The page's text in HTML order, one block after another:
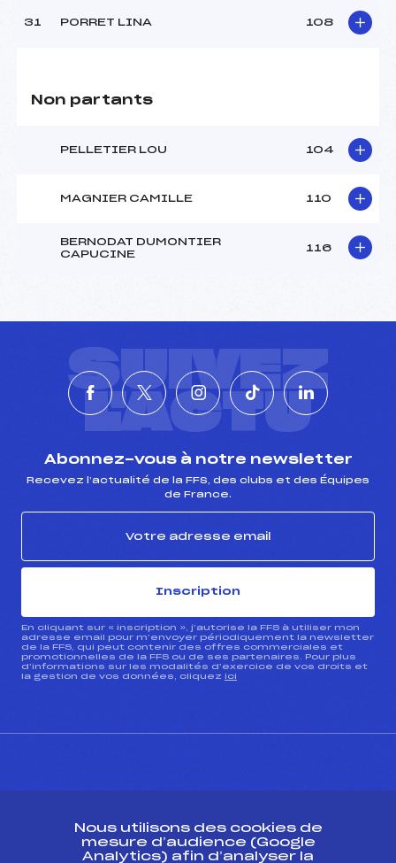
31 PORRET LINA 108
Non partants
PELLETIER LOU 104
MAGNIER CAMILLE 110
BERNODAT DUMONTIER
CAPUCINE
116
SUIVEZ
L'ACTU
Abonnez-vous à notre newsletter
Recevez l’actualité de la FFS, des clubs et des Équipes
de France.
Inscription
En cliquant sur « inscription », j’autorise la FFS à utiliser mon
adresse email pour m’envoyer périodiquement la newsletter
de la FFS, qui peut contenir des offres commerciales et
promotionnelles de la FFS ou de ses partenaires. Pour plus
d’informations sur les modalités d’exercice de vos droits et
la gestion de vos données, cliquez ici
Nous utilisons des cookies de
mesure d’audience (Google
Analytics) afin d’analyser la